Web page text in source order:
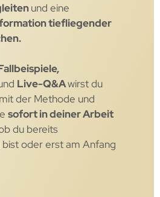
und eine
tiefliegender
Live-Q&Awirst du
der Methode und
sofort in deiner Arbeit
du bereits
oder erst am Anfang